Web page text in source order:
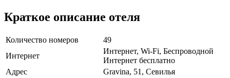
Краткое описание отеля
Количество номеров
49
Интернет
Интернет, Wi-Fi, Беспроводной
Интернет бесплатно
Адрес
Gravina, 51, Севилья